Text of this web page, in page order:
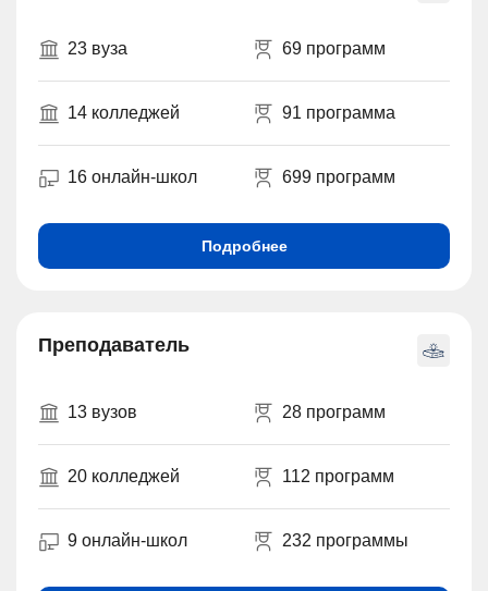
23 вуза 69 программ
14 колледжей 91 программа
16 онлайн-школ 699 программ
Подробнее
Преподаватель
13 вузов 28 программ
20 колледжей 112 программ
9 онлайн-школ 232 программы